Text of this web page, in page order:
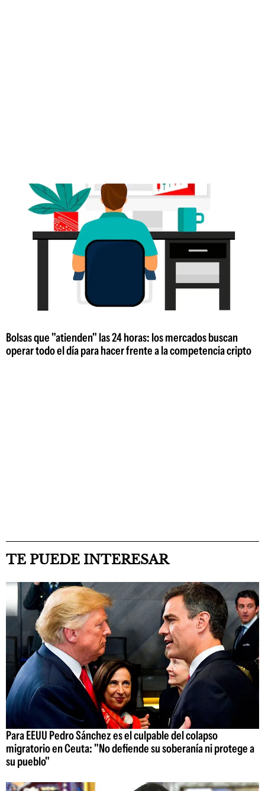
Bolsas que "atienden" las 24 horas: los mercados buscan
operar todo el día para hacer frente a la competencia cripto
TE PUEDE INTERESAR
Para EEUU Pedro Sánchez es el culpable del colapso
migratorio en Ceuta: "No defiende su soberanía ni protege a
su pueblo"